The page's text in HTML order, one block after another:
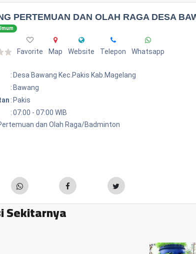
PERTEMUAN DAN OLAH RAGA DESA
Favorite Map Website Telepon Whatsapp
: Desa Bawang Kec.pakis Kab.magelang
: Bawang
: Pakis
:07:00 - 07:00 WIB
dan Olah Raga/Badminton
Sekitarnya